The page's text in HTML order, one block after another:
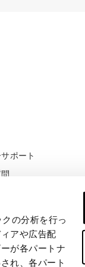
の分析を行っ
アや広告配
が各パートナ
れ、各パート
ポート